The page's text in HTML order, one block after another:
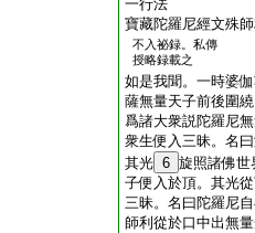
一行法
寶藏陀羅尼經文殊
不入祕録。私傳
授略録載之
如是我聞。一時婆
薩無量天子前後圍
爲諸大衆説陀羅尼
衆生便入三昧。名
其光 6 旋照諸佛世
子便入於頂。其光
三昧。名曰陀羅尼
師利從於口中出無